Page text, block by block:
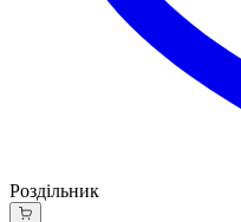
Роздільник